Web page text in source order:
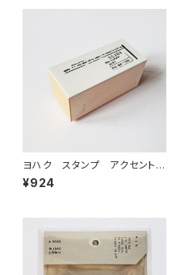
ヨハク スタンプ アクセント
木製はんこ S-036
¥924